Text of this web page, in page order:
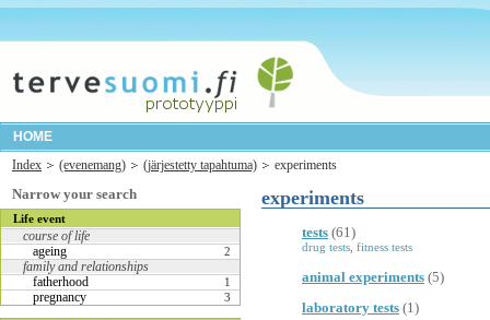
HOME
Index
(evenemang) (järjestetty tapahtuma) experiments
Narrow your search
Life event
course of life
ageing
2
family and relationships
fatherhood
1
pregnancy 3
experiments
tests (61)
drug tests fitness tests
animal experiments (5)
laboratory tests (1)